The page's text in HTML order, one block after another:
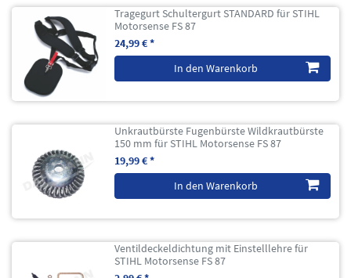
Tragegurt Schultergurt STANDARD für STIHL
Motorsense FS 87
24,99 € *
In den Warenkorb
Unkrautbürste Fugenbürste Wildkrautbürste
150 mm für STIHL Motorsense FS 87
19,99 € *
In den Warenkorb
Ventildeckeldichtung mit Einstelllehre für
STIHL Motorsense FS 87